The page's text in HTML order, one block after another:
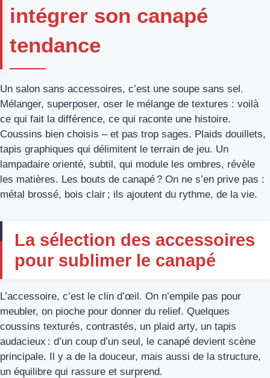
intégrer son canapé
tendance
Un salon sans accessoires, c’est une soupe sans sel.
Mélanger, superposer, oser le mélange de textures : voilà
ce qui fait la différence, ce qui raconte une histoire.
Coussins bien choisis – et pas trop sages. Plaids douillets,
tapis graphiques qui délimitent le terrain de jeu. Un
lampadaire orienté, subtil, qui module les ombres, révèle
les matières. Les bouts de canapé ? On ne s’en prive pas :
métal brossé, bois clair ; ils ajoutent du rythme, de la vie.
La sélection des accessoires
pour sublimer le canapé
L’accessoire, c’est le clin d’œil. On n’empile pas pour
meubler, on pioche pour donner du relief. Quelques
coussins texturés, contrastés, un plaid arty, un tapis
audacieux : d’un coup d’un seul, le canapé devient scène
principale. Il y a de la douceur, mais aussi de la structure,
un équilibre qui rassure et surprend.